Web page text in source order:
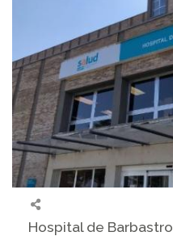
Hospital de Barbastro